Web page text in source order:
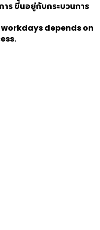
าร ขึ้นอยู่กับกระบวนการ
depends on